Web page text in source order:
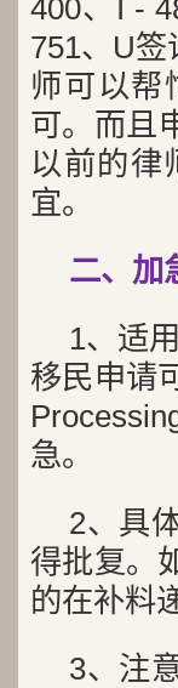
400、I -
751、U
师可以帮
可。而且
以前的律
宜。
二、加
1、适
移民申请
急。
2、具
得批复。
的在补料
3、注